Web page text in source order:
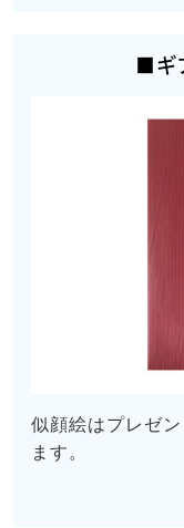
■ギ
似顔絵はプレゼ
ます。